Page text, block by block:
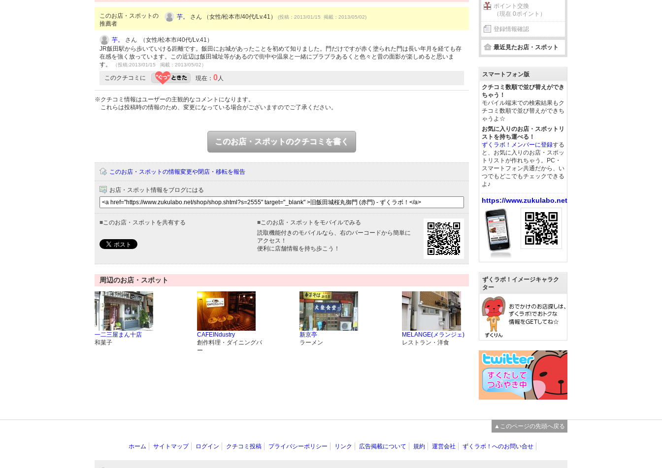
このお店・スポットの
推薦者
芋。 さん （女性/松本市/40代/Lv.41） (投稿：2013/01/15 掲載：2013/05/02)
芋。
さん （女性/松本市/40代/Lv.41）
JR飯田駅から歩いていける距離です。飯田にお城があったことを初めて知りました。門だけですが赤く塗られた門は長い年月を経ても存
在感を強く放っています。この近辺は飯田城址等があるので街中や温泉と一緒にブラブラあるくと色々と昔の面影が楽しめると思いま
す。
（投稿:2013/01/15 掲載：2013/05/02）
このクチコミに 現在： 0人
※クチコミ情報はユーザーの主観的なコメントになります。
これらは投稿時の情報のため、変更になっている場合がございますのでご了承ください。
このお店・スポットのクチコミを書く
このお店・スポットの情報変更や閉店・移転を報告
お店・スポット情報をブログにはる
■このお店・スポットを共有する ■このお店・スポットをモバイルでみる
読取機能付きのモバイルなら、右のバーコードから簡単に
アクセス！
便利に店舗情報を持ち歩こう！
周辺のお店・スポット
一二三屋まん十店
和菓子
CAFEINdustry
創作料理・ダイニングバ
ー
新京亭
ラーメン
MELANGE(メランジェ)
レストラン・洋食
ポイント交換
（現在 0ポイント）
登録情報確認
最近見たお店・スポット
スマートフォン版
クチコミ数順で並び替えができ
ちゃう！
モバイル端末での検索結果もク
チコミ数順で並び替えができち
ゃうよ☆
お気に入りのお店・スポットリ
ストを持ち運べる！
ずくラボ！メンバーに登録する
と、お気に入りのお店・スポッ
トリストが作れちゃう。PC・
スマートフォン共通だから、い
つでもどこでもチェックできる
よ♪
https://www.zukulabo.net/
ずくラボ！イメージキャラク
ター
▲このページの先頭へ戻る
ホーム サイトマップ ログイン クチコミ投稿 プライバシーポリシー リンク 広告掲載について 規約 運営会社 ずくラボ！へのお問い合せ